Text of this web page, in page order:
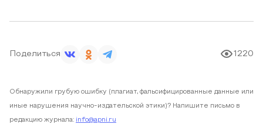
Поделиться 1220
Обнаружили грубую ошибку (плагиат, фальсифицированные данные или
иные нарушения научно-издательской этики)? Напишите письмо в
редакцию журнала: info@apni.ru